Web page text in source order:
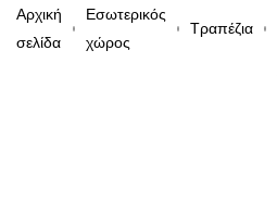
Αρχική
σελίδα
Εσωτερικός
χώρος
Τραπέζια